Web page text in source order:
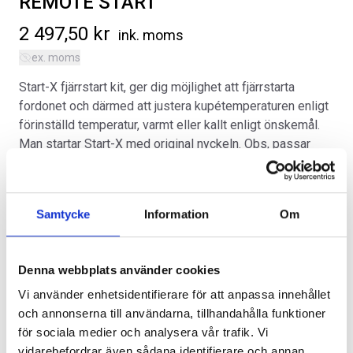
Samtycke Information Om
Denna webbplats använder cookies
Vi använder enhetsidentifierare för att anpassa innehållet
och annonserna till användarna, tillhandahålla funktioner
för sociala medier och analysera vår trafik. Vi
SVARTA RAM EMBLEM I
FRAMDÖRRAR
Välj alternativ
RAMBOX KIT
RA0146
Välj alternativ
2 497,50 kr ink. moms
ex. moms
Start-X fjärrstart kit, ger dig möjlighet att fjärrstarta
fordonet och därmed att justera kupétemperaturen enligt
förinställd temperatur, varmt eller kallt enligt önskemål.
Man startar Start-X med original nyckeln. Obs, passar
Kategorier:Diverse,Ford Lightning | 2022-2025
Artikelnr:
FO3104